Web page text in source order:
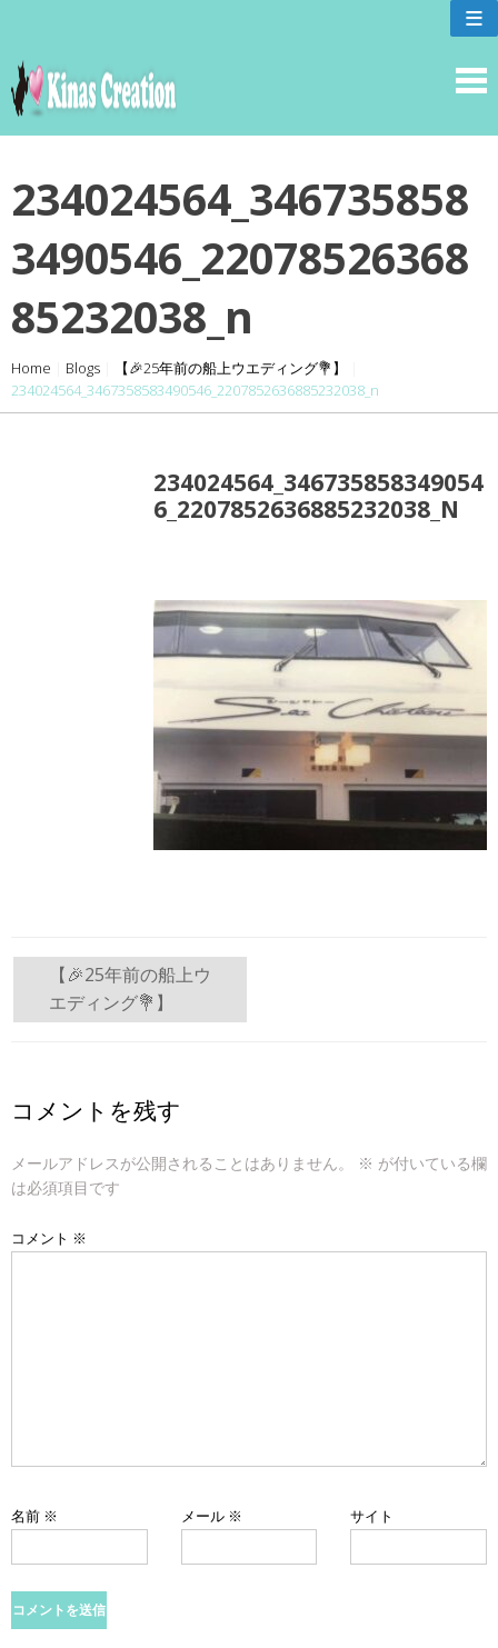
content
≡
234024564_346735858
3490546_22078526368
85232038_n
Home Blogs 【🎉25年前の船上ウエディング💐】
234024564_3467358583490546_2207852636885232038_n
234024564_346735858349054
6_2207852636885232038_N
稿
ビ
ゲ
ー
シ
【🎉25年前の船上ウ
エディング💐】
コメントを残す
メールアドレスが公開されることはありません。 ※ が付いている欄
は必須項目です
コメント ※
名前 ※ メール ※ サイト